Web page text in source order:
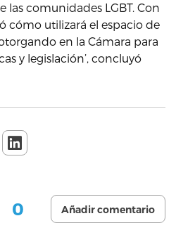
las comunidades LGBT. Con
cómo utilizará el espacio de
en la Cámara para
y legislación’, concluyó
0 Añadir comentario